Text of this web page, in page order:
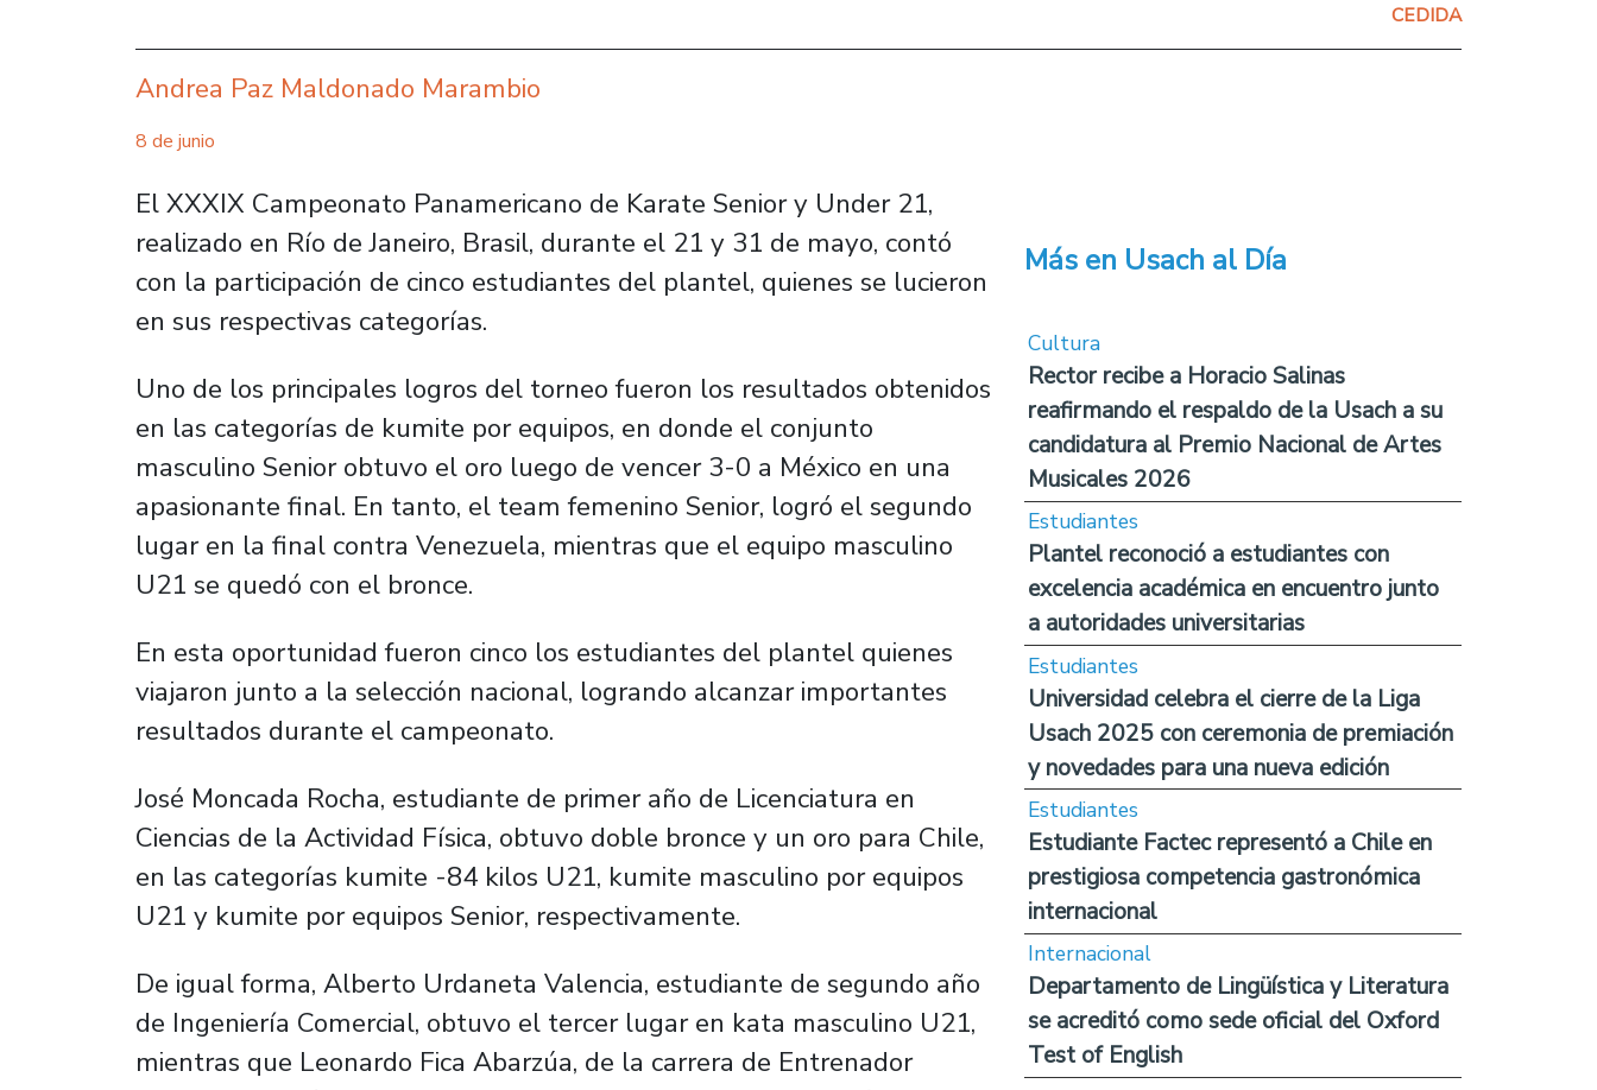
CEDIDA
Andrea Paz Maldonado Marambio
8 de junio
El XXXIX Campeonato Panamericano de Karate Senior y Under 21,
realizado en Río de Janeiro, Brasil, durante el 21 y 31 de mayo, contó
con la participación de cinco estudiantes del plantel, quienes se lucieron
en sus respectivas categorías.
Uno de los principales logros del torneo fueron los resultados obtenidos
en las categorías de kumite por equipos, en donde el conjunto
masculino Senior obtuvo el oro luego de vencer 3-0 a México en una
apasionante final. En tanto, el team femenino Senior, logró el segundo
lugar en la final contra Venezuela, mientras que el equipo masculino
U21 se quedó con el bronce.
En esta oportunidad fueron cinco los estudiantes del plantel quienes
viajaron junto a la selección nacional, logrando alcanzar importantes
resultados durante el campeonato.
José Moncada Rocha, estudiante de primer año de Licenciatura en
Ciencias de la Actividad Física, obtuvo doble bronce y un oro para Chile,
en las categorías kumite -84 kilos U21, kumite masculino por equipos
U21 y kumite por equipos Senior, respectivamente.
De igual forma, Alberto Urdaneta Valencia, estudiante de segundo año
de Ingeniería Comercial, obtuvo el tercer lugar en kata masculino U21,
mientras que Leonardo Fica Abarzúa, de la carrera de Entrenador
Más en Usach al Día
Cultura
Rector recibe a Horacio Salinas
reafirmando el respaldo de la Usach a su
candidatura al Premio Nacional de Artes
Musicales 2026
Estudiantes
Plantel reconoció a estudiantes con
excelencia académica en encuentro junto
a autoridades universitarias
Estudiantes
Universidad celebra el cierre de la Liga
Usach 2025 con ceremonia de premiación
y novedades para una nueva edición
Estudiantes
Estudiante Factec representó a Chile en
prestigiosa competencia gastronómica
internacional
Internacional
Departamento de Lingüística y Literatura
se acreditó como sede oficial del Oxford
Test of English